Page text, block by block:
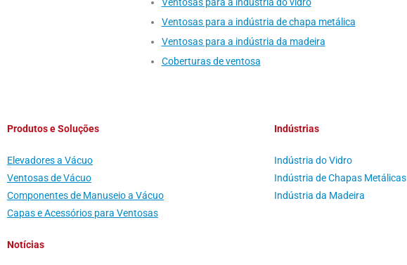
Ventosas para a indústria de chapa metálica
Ventosas para a indústria da madeira
Coberturas de ventosa
Produtos e Soluções
Elevadores a Vácuo
Ventosas de Vácuo
Componentes de Manuseio a Vácuo
Capas e Acessórios para Ventosas
Notícias
Indústrias
Indústria do Vidro
Indústria de Chapas Metálicas
Indústria da Madeira